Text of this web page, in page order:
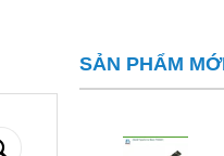
SẢN PHẨM